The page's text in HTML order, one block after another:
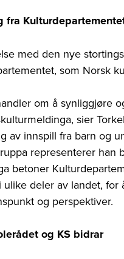
fra
med den nye
som Norsk
om å synliggjøre
sier
av innspill fra barn og
representerer han
betoner
ulike deler av landet,
og perspektiver.
og KS bidrar